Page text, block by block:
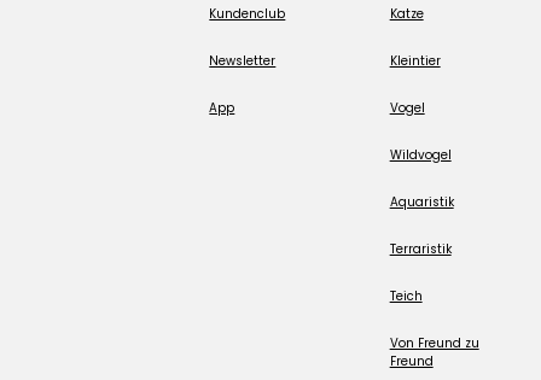
Kundenclub
Newsletter
App
Katze
Kleintier
Vogel
Wildvogel
Aquaristik
Terraristik
Teich
Von Freund zu
Freund